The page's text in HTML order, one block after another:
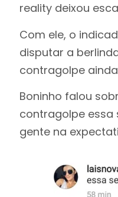
reality deixou
Com ele, o
disputar a
contragolpe
Boninho falou
contragolpe essa
gente na